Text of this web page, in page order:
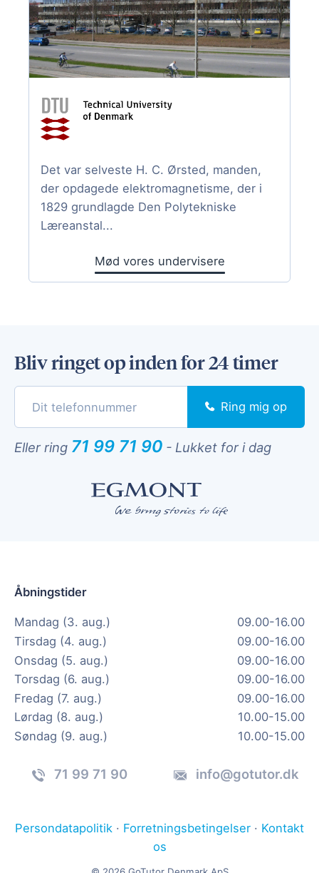
Det var selveste H. C. Ørsted, manden,
der opdagede elektromagnetisme, der i
1829 grundlagde Den Polytekniske
Læreanstal...
Mød vores undervisere
Bliv ringet op inden for 24 timer
Ring mig op
Eller ring 71 99 71 90 - Lukket for i dag
Åbningstider
Mandag (3. aug.)
09.00-16.00
Tirsdag (4. aug.)
09.00-16.00
Onsdag (5. aug.)
09.00-16.00
Torsdag (6. aug.)
09.00-16.00
Fredag (7. aug.)
09.00-16.00
Lørdag (8. aug.)
10.00-15.00
Søndag (9. aug.)
10.00-15.00
71 99 71 90 info@gotutor.dk
Persondatapolitik · Forretningsbetingelser · Kontakt
os